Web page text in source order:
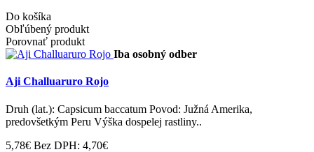
Do košíka
Obľúbený produkt
Porovnať produkt
Iba osobný odber
Aji Challuaruro Rojo
Druh (lat.): Capsicum baccatum Povod: Južná Amerika,
predovšetkým Peru Výška dospelej rastliny..
5,78€ Bez DPH: 4,70€